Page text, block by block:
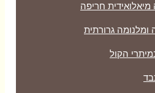
מיאלואידית חריפה
ומלנומה גרורתית
הקול